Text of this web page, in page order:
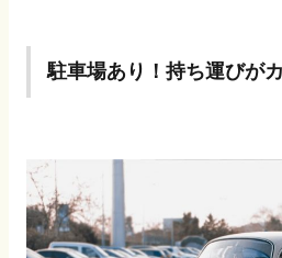
駐車場あり！持ち運びが